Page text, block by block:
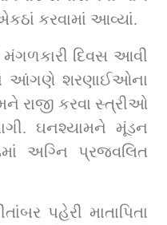
કરવામાં આવ્યાં.
દિવસ આવી
આંગણે શરણાઈઓના
રાજી કરવા સ્ત્રીઓ
ઘનશ્યામને મૂંડન
અગ્નિ પ્રજ્વલિત
પહેરી માતાપિતા